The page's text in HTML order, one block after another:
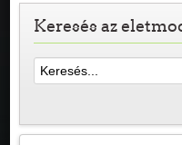
Keresés az